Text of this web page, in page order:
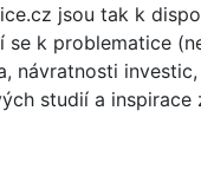
jsou tak k
se k problematice
návratnosti
studií a inspirace